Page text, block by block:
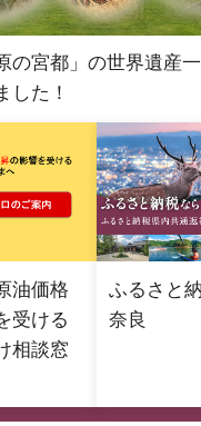
の宮都」の世界遺産
した！
油価格
受ける
相談窓
ふるさと
奈良